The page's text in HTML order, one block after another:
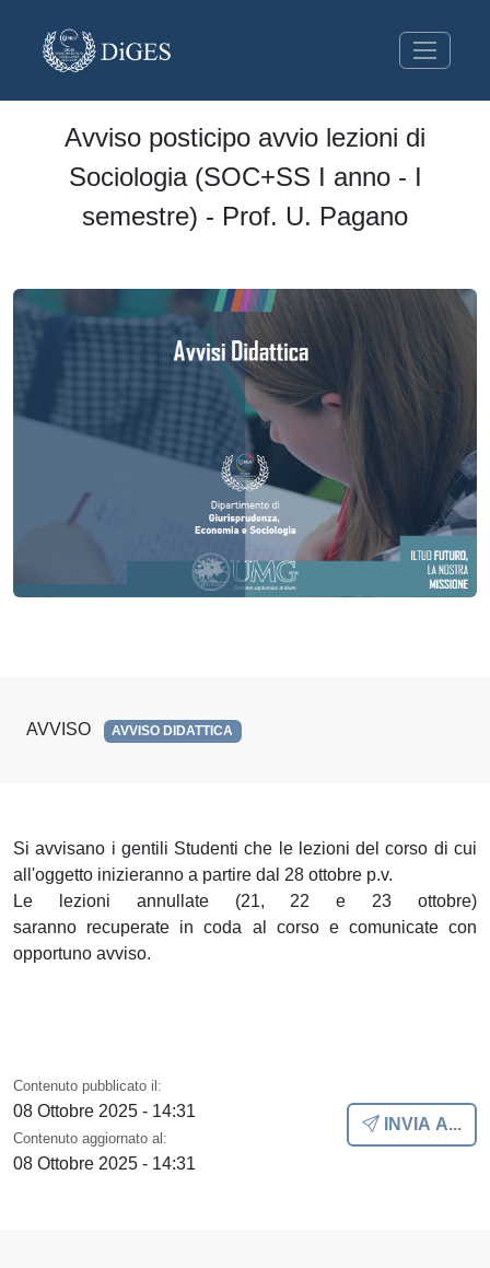
Avviso posticipo avvio lezioni di
Sociologia (SOC+SS I anno - I
semestre) - Prof. U. Pagano
AVVISO AVVISO DIDATTICA
Si avvisano i gentili Studenti che le lezioni del corso di cui
all'oggetto inizieranno a partire dal 28 ottobre p.v.
Le lezioni annullate (21, 22 e 23 ottobre)
saranno recuperate in coda al corso e comunicate con
opportuno avviso.
Contenuto pubblicato il:
08 Ottobre 2025 - 14:31
Contenuto aggiornato al:
08 Ottobre 2025 - 14:31
INVIA A...